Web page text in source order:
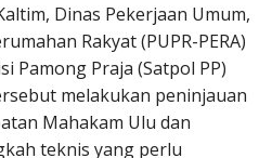
Dinas Pekerjaan Umum,
Rakyat (PUPR-PERA)
Pamong Praja (Satpol PP)
melakukan peninjauan
Mahakam Ulu dan
teknis yang perlu